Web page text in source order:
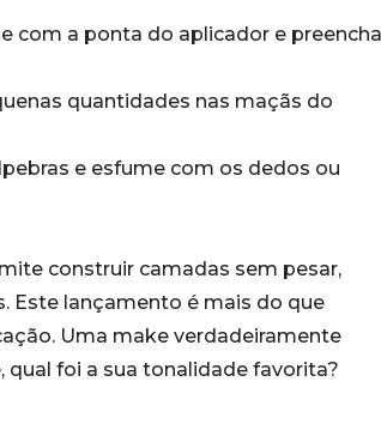
com a ponta do aplicador e preencha
quantidades nas maçãs do
e esfume com os dedos ou
construir camadas sem pesar,
Este lançamento é mais do que
Uma make verdadeiramente
foi a sua tonalidade favorita?